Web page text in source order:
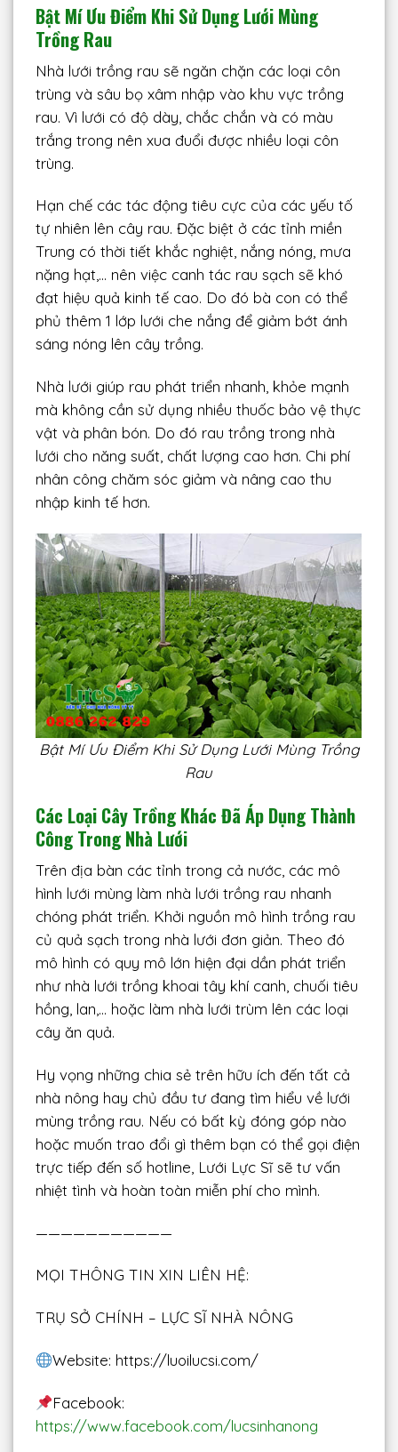
Bật Mí Ưu Điểm Khi Sử Dụng Lưới Mùng
Trồng Rau
Nhà lưới trồng rau sẽ ngăn chặn các loại côn
trùng và sâu bọ xâm nhập vào khu vực trồng
rau. Vì lưới có độ dày, chắc chắn và có màu
trắng trong nên xua đuổi được nhiều loại côn
trùng.
Hạn chế các tác động tiêu cực của các yếu tố
tự nhiên lên cây rau. Đặc biệt ở các tỉnh miền
Trung có thời tiết khắc nghiệt, nắng nóng, mưa
nặng hạt,… nên việc canh tác rau sạch sẽ khó
đạt hiệu quả kinh tế cao. Do đó bà con có thể
phủ thêm 1 lớp lưới che nắng để giảm bớt ánh
sáng nóng lên cây trồng.
Nhà lưới giúp rau phát triển nhanh, khỏe mạnh
mà không cần sử dụng nhiều thuốc bảo vệ thực
vật và phân bón. Do đó rau trồng trong nhà
lưới cho năng suất, chất lượng cao hơn. Chi phí
nhân công chăm sóc giảm và nâng cao thu
nhập kinh tế hơn.
Bật Mí Ưu Điểm Khi Sử Dụng Lưới Mùng Trồng
Rau
Các Loại Cây Trồng Khác Đã Áp Dụng Thành
Công Trong Nhà Lưới
Trên địa bàn các tỉnh trong cả nước, các mô
hình lưới mùng làm nhà lưới trồng rau nhanh
chóng phát triển. Khởi nguồn mô hình trồng rau
củ quả sạch trong nhà lưới đơn giản. Theo đó
mô hình có quy mô lớn hiện đại dần phát triển
như nhà lưới trồng khoai tây khí canh, chuối tiêu
hồng, lan,… hoặc làm nhà lưới trùm lên các loại
cây ăn quả.
Hy vọng những chia sẻ trên hữu ích đến tất cả
nhà nông hay chủ đầu tư đang tìm hiểu về lưới
mùng trồng rau. Nếu có bất kỳ đóng góp nào
hoặc muốn trao đổi gì thêm bạn có thể gọi điện
trực tiếp đến số hotline, Lưới Lực Sĩ sẽ tư vấn
nhiệt tình và hoàn toàn miễn phí cho mình.
———————————
MỌI THÔNG TIN XIN LIÊN HỆ:
TRỤ SỞ CHÍNH – LỰC SĨ NHÀ NÔNG
Website: https://luoilucsi.com/
Facebook:
https://www.facebook.com/lucsinhanong